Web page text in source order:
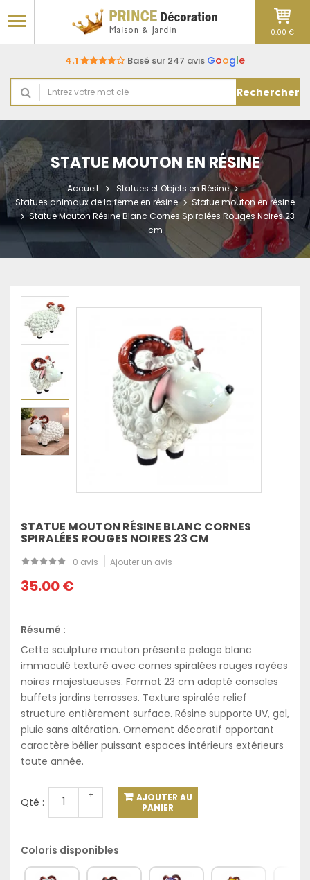
4.1 Basé sur 247 avis Google
Rechercher
0.00 €
STATUE MOUTON EN RÉSINE
Accueil
Statues et Objets en Résine
Statues animaux de la ferme en résine
Statue mouton en résine
Statue Mouton Résine Blanc Cornes Spiralées Rouges Noires 23
cm
STATUE MOUTON RÉSINE BLANC CORNES
SPIRALÉES ROUGES NOIRES 23 CM
0 avis Ajouter un avis
35.00 €
Résumé :
Cette sculpture mouton présente pelage blanc
immaculé texturé avec cornes spiralées rouges rayées
noires majestueuses. Format 23 cm adapté consoles
buffets jardins terrasses. Texture spiralée relief
structure entièrement surface. Résine supporte UV, gel,
pluie sans altération. Ornement décoratif apportant
caractère bélier puissant espaces intérieurs extérieurs
toute année.
Qté :
+
-
AJOUTER AU
PANIER
Coloris disponibles